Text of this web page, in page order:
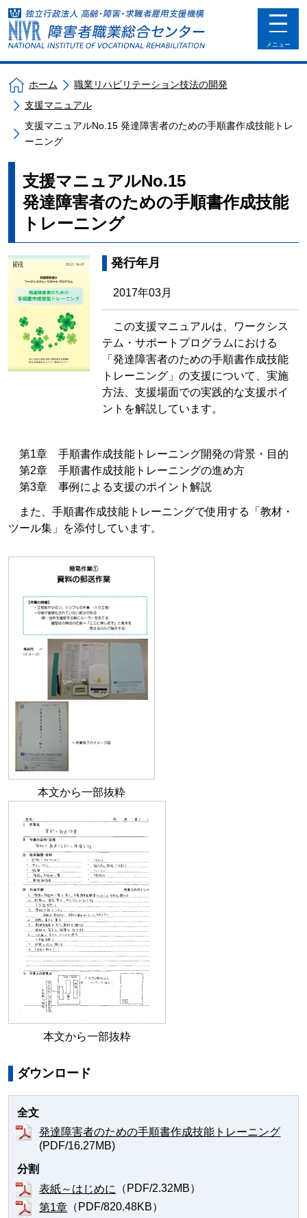
toggle
メニュー
ホーム
職業リハビリテーション技法の開発
支援マニュアル
支援マニュアルNo.15 発達障害者のための手順書作成技能トレ
ーニング
支援マニュアルNo.15
発達障害者のための手順書作成技能
トレーニング
発行年月
2017年03月
この支援マニュアルは、ワークシス
テム・サポートプログラムにおける
「発達障害者のための手順書作成技能
トレーニング」の支援について、実施
方法、支援場面での実践的な支援ポイ
ントを解説しています。
第1章 手順書作成技能トレーニング開発の背景・目的
第2章 手順書作成技能トレーニングの進め方
第3章 事例による支援のポイント解説
また、手順書作成技能トレーニングで使用する「教材・
ツール集」を添付しています。
本文から一部抜粋
本文から一部抜粋
ダウンロード
全文
発達障害者のための手順書作成技能トレーニング
(PDF/16.27MB)
分割
表紙～はじめに
（PDF/2.32MB）
第1章 （PDF/820.48KB）